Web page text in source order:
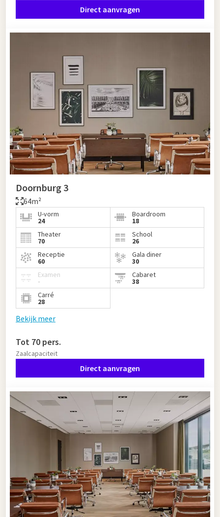
Direct aanvragen
Doornburg 3
64m²
U-vorm
24
Boardroom
18
Theater
70
School
26
Receptie
60
Gala diner
30
Examen
-
Cabaret
38
Carré
28
Bekijk meer
Tot 70 pers.
Zaalcapaciteit
Direct aanvragen